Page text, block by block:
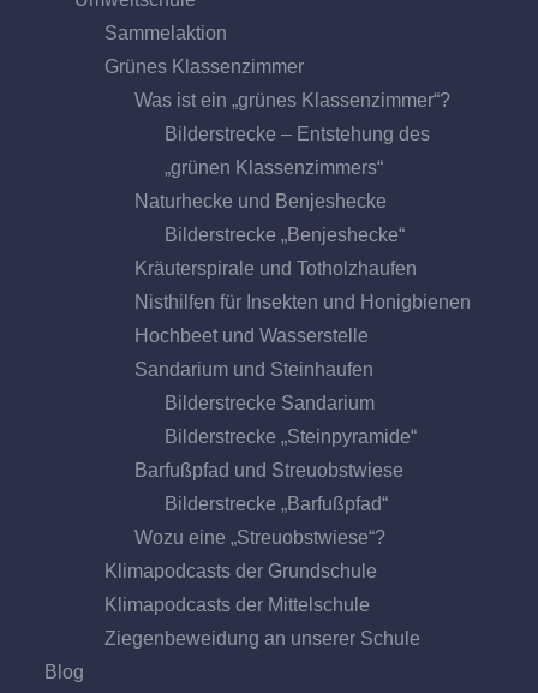
Sammelaktion
Grünes Klassenzimmer
Was ist ein „grünes Klassenzimmer“?
Bilderstrecke – Entstehung des
„grünen Klassenzimmers“
Naturhecke und Benjeshecke
Bilderstrecke „Benjeshecke“
Kräuterspirale und Totholzhaufen
Nisthilfen für Insekten und Honigbienen
Hochbeet und Wasserstelle
Sandarium und Steinhaufen
Bilderstrecke Sandarium
Bilderstrecke „Steinpyramide“
Barfußpfad und Streuobstwiese
Bilderstrecke „Barfußpfad“
Wozu eine „Streuobstwiese“?
Klimapodcasts der Grundschule
Klimapodcasts der Mittelschule
Ziegenbeweidung an unserer Schule
Blog